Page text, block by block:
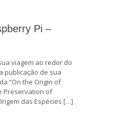
Pi –
viagem ao redor do
publicação de sua
“On the Origin of
Preservation of
das Espécies […]